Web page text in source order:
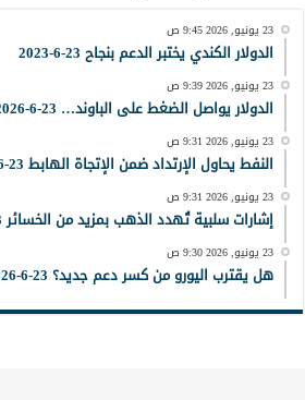
23 يونيو, 2026 9:45 ص
الدولار الكندي يختبر الدعم بنجاح 23-6-2023
23 يونيو, 2026 9:39 ص
الدولار يواصل الضغط على الباوند… 23-6-2026
23 يونيو, 2026 9:31 ص
النفط يحاول الإرتداد ضمن الإتجاة الهابط 23-6-2026
23 يونيو, 2026 9:31 ص
إشارات سلبية تُهدد الذهب بمزيد من الخسائر 23-6-2026
23 يونيو, 2026 9:30 ص
هل يقترب اليورو من كسر دعم جديد؟ 23-6-2026